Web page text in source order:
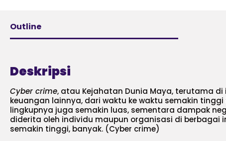
Outline
Deskripsi
Cyber crime, atau Kejahatan Dunia Maya, terutama
keuangan lainnya, dari waktu ke waktu semakin tinggi
lingkupnya juga semakin luas, sementara dampak
diderita oleh individu maupun organisasi di berbagai
semakin tinggi, banyak. (Cyber crime)